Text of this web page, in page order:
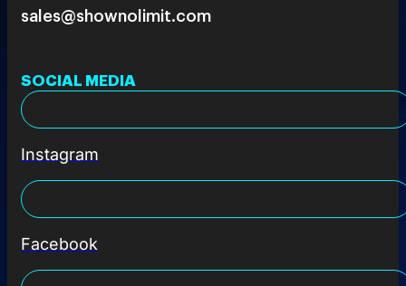
sales@shownolimit.com
SOCIAL MEDIA
Instagram
Facebook